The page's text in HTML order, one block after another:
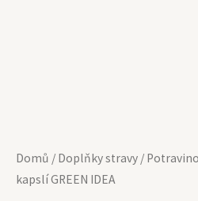
Domů / Doplňky stravy /
kapslí GREEN IDEA